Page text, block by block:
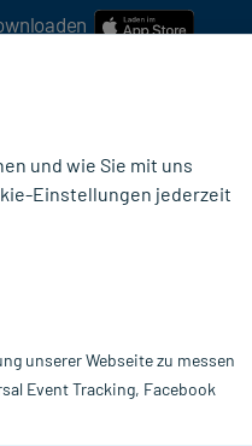
und wie Sie mit uns
Einstellungen jederzeit
unserer Webseite zu messen
Event Tracking, Facebook